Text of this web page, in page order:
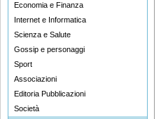
Economia e Finanza
Internet e Informatica
Scienza e Salute
Gossip e personaggi
Sport
Associazioni
Editoria Pubblicazioni
Società